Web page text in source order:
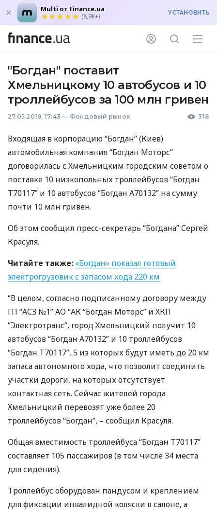
Multi от Finance.ua
(8,9K+) УСТАНОВИТЬ
"Богдан" поставит
Хмельницкому 10 автобусов и 10
троллейбусов за 100 млн гривен
27.05.2019, 17:43 — Фондовый рынок 318
Входящая в корпорацию “Богдан” (Киев)
автомобильная компания “Богдан Моторс”
договорилась с Хмельницким городским советом о
поставке 10 низкопольных троллейбусов “Богдан
Т70117” и 10 автобусов “Богдан А70132” на сумму
почти 10 млн гривен.
Об этом сообщил пресс-секретарь “Богдана” Сергей
Красуля.
Читайте также: «Богдан» показал готовый
электрогрузовик с запасом хода 220 км
“В целом, согласно подписанному договору между
ГП “АСЗ №1” АО “АК “Богдан Моторс” и ХКП
“Электротранс”, город Хмельницкий получит 10
автобусов “Богдан А70132” и 10 троллейбусов
“Богдан Т70117”, 5 из которых будут иметь до 20 км
запаса автономного хода, что позволит соединить
участки дороги, на которых отсутствует
контактная сеть. Сейчас жителей города
Хмельницкий перевозят уже более 20
троллейбусов “Богдан”, – сообщил Красуля.
Общая вместимость троллейбуса “Богдан Т70117”
составляет 105 пассажиров (в том числе 34 места
для сидения).
Троллейбус оборудован пандусом и креплением
для фиксации инвалидной коляски в салоне, а